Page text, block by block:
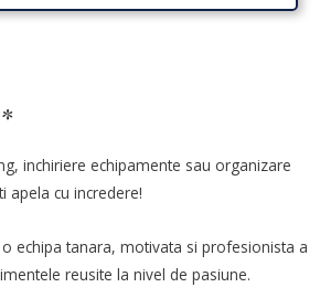
inchiriere echipamente sau organizare
apela cu incredere!
echipa tanara, motivata si profesionista a
reusite la nivel de pasiune.